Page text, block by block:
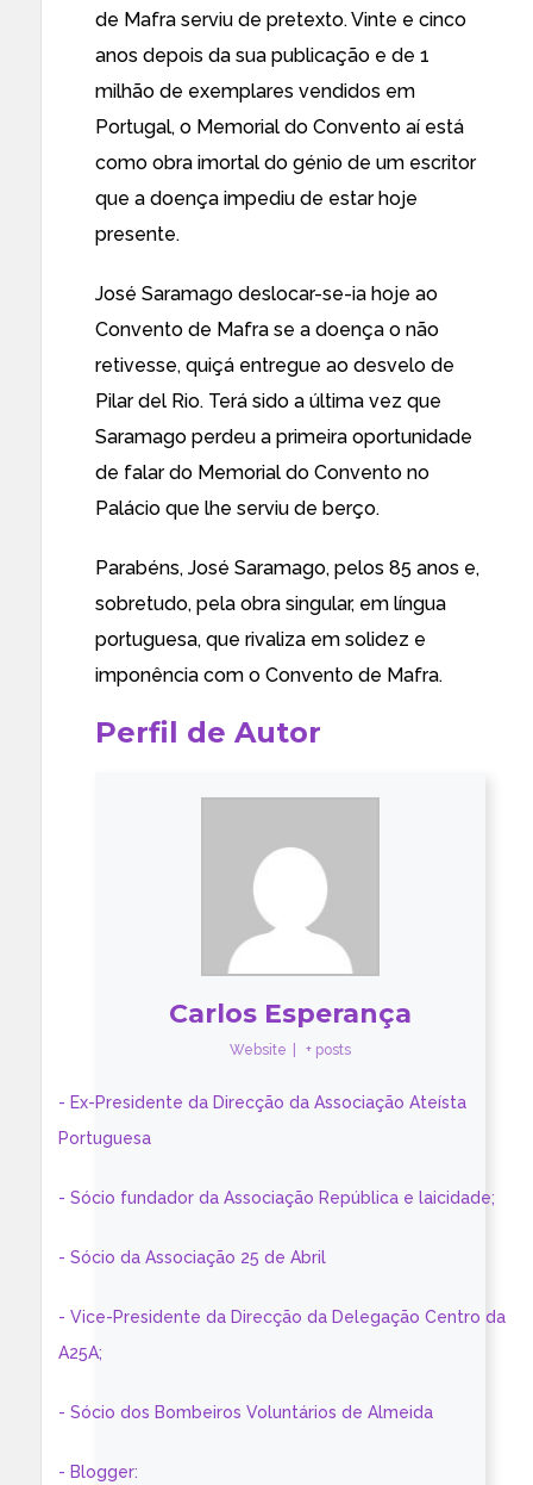
de Mafra serviu de pretexto. Vinte e cinco
anos depois da sua publicação e de 1
milhão de exemplares vendidos em
Portugal, o Memorial do Convento aí está
como obra imortal do génio de um escritor
que a doença impediu de estar hoje
presente.
José Saramago deslocar-se-ia hoje ao
Convento de Mafra se a doença o não
retivesse, quiçá entregue ao desvelo de
Pilar del Rio. Terá sido a última vez que
Saramago perdeu a primeira oportunidade
de falar do Memorial do Convento no
Palácio que lhe serviu de berço.
Parabéns, José Saramago, pelos 85 anos e,
sobretudo, pela obra singular, em língua
portuguesa, que rivaliza em solidez e
imponência com o Convento de Mafra.
Perfil de Autor
Carlos Esperança
Website + posts
- Ex-Presidente da Direcção da Associação Ateísta
Portuguesa
- Sócio fundador da Associação República e laicidade;
- Sócio da Associação 25 de Abril
- Vice-Presidente da Direcção da Delegação Centro da
A25A;
- Sócio dos Bombeiros Voluntários de Almeida
- Blogger: